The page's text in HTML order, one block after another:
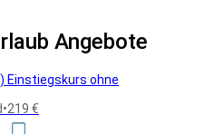
Angebote
Einstiegskurs ohne
•219 €